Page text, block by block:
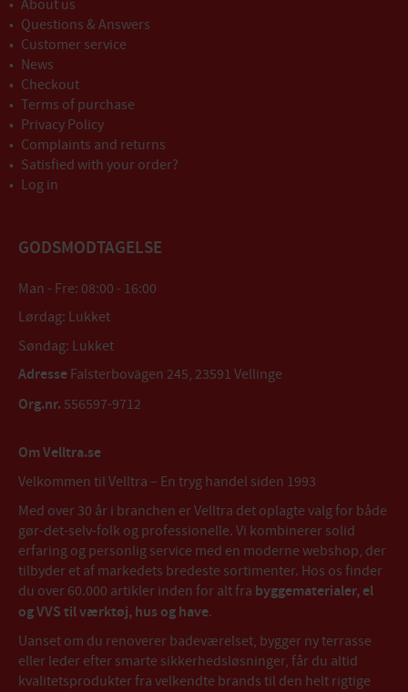
About us
Questions & Answers
Customer service
News
Checkout
Terms of purchase
Privacy Policy
Complaints and returns
Satisfied with your order?
Log in
GODSMODTAGELSE
Man - Fre: 08:00 - 16:00
Lørdag: Lukket
Søndag: Lukket
Adresse Falsterbovägen 245, 23591 Vellinge
Org.nr. 556597-9712
Om Velltra.se
Velkommen til Velltra – En tryg handel siden 1993
Med over 30 år i branchen er Velltra det oplagte valg for både
gør-det-selv-folk og professionelle. Vi kombinerer solid
erfaring og personlig service med en moderne webshop, der
tilbyder et af markedets bredeste sortimenter. Hos os finder
du over 60.000 artikler inden for alt fra byggematerialer, el
og VVS til værktøj, hus og have.
Uanset om du renoverer badeværelset, bygger ny terrasse
eller leder efter smarte sikkerhedsløsninger, får du altid
kvalitetsprodukter fra velkendte brands til den helt rigtige